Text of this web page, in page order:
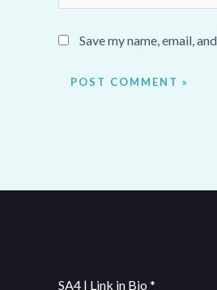
Save my name, email,
SA4 | Link in Bio *